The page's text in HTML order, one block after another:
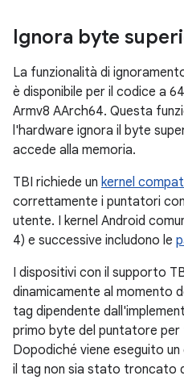
Ignora byte
La funzionalità di
è disponibile per il codice a
Armv8 AArch64. Questa
l'hardware ignora il byte
accede alla memoria.
TBI richiede un kernel
correttamente i puntatori
utente. I kernel Android
4) e successive includono le
I dispositivi con il supporto
dinamicamente al momento
tag dipendente
primo byte del puntatore per
Dopodiché viene eseguito
il tag non sia stato troncato